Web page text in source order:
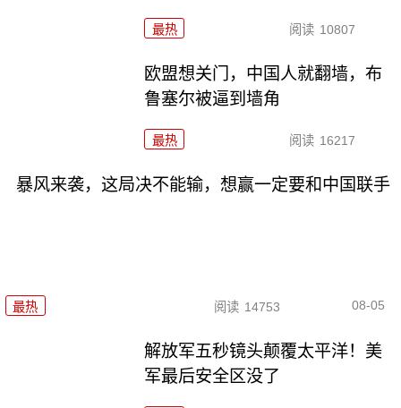
最热 阅读 10807
欧盟想关门，中国人就翻墙，布
鲁塞尔被逼到墙角
最热 阅读 16217
暴风来袭，这局决不能输，想赢一定要和中国联手
最热 阅读 14753 08-05
解放军五秒镜头颠覆太平洋！美
军最后安全区没了